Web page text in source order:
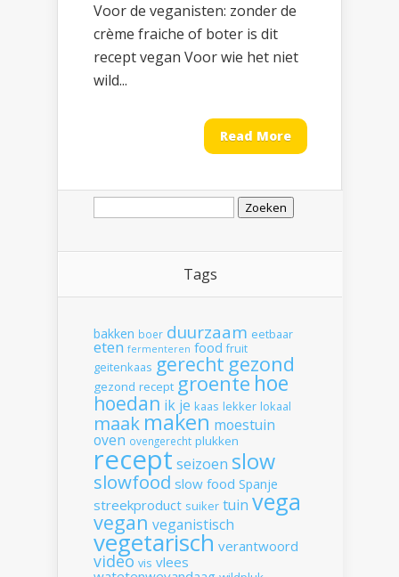
Voor de veganisten: zonder de
crème fraiche of boter is dit
recept vegan Voor wie het niet
wild...
Read More
Zoeken
Tags
bakken boer duurzaam eetbaar
eten fermenteren food fruit
geitenkaas gerecht gezond
gezond recept groente hoe
hoedan ik je kaas lekker lokaal
maak maken moestuin
oven ovengerecht plukken
recept seizoen slow
slowfood slow food Spanje
streekproduct suiker tuin vega
vegan veganistisch
vegetarisch verantwoord
video vis vlees